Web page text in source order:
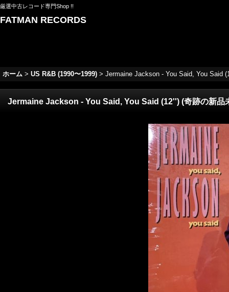
厳選中古レコード専門Shop !!
FATMAN RECORDS
ホーム > US R&B (1990〜1999) > Jermaine Jackson - You Said, You Said
Jermaine Jackson - You Said, You Said (12'') (奇跡の新品